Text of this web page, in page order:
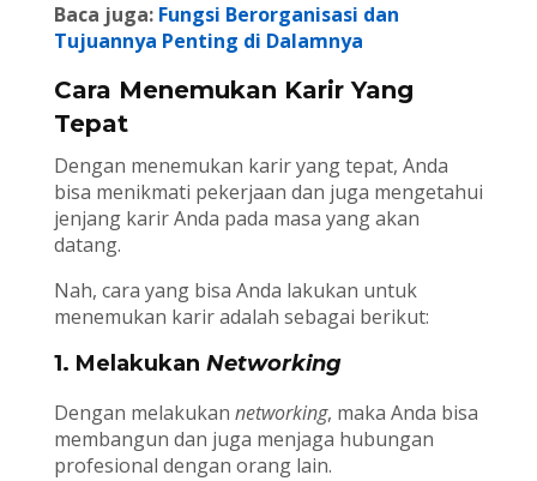
Baca juga: Fungsi Berorganisasi dan
Tujuannya Penting di Dalamnya
Cara Menemukan Karir Yang
Tepat
Dengan menemukan karir yang tepat, Anda
bisa menikmati pekerjaan dan juga mengetahui
jenjang karir Anda pada masa yang akan
datang.
Nah, cara yang bisa Anda lakukan untuk
menemukan karir adalah sebagai berikut:
1. Melakukan Networking
Dengan melakukan networking, maka Anda bisa
membangun dan juga menjaga hubungan
profesional dengan orang lain.